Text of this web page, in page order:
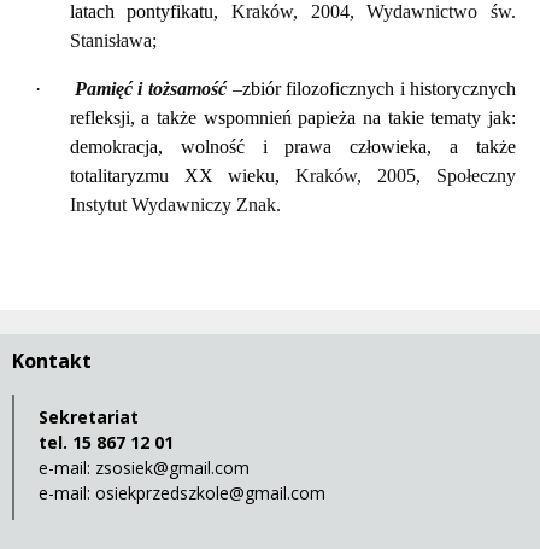
latach pontyfikatu,Kraków, 2004, Wydawnictwo św.
Stanisława;
· Pamięć i tożsamość–zbiór filozoficznych i historycznych
refleksji, a także wspomnień papieża na takie tematy jak:
demokracja, wolność i prawa człowieka, a także
totalitaryzmu XX wieku, Kraków, 2005, Społeczny
Instytut Wydawniczy Znak.
Kontakt
Sekretariat
tel. 15 867 12 01
e-mail: zsosiek@gmail.com
e-mail: osiekprzedszkole@gmail.com